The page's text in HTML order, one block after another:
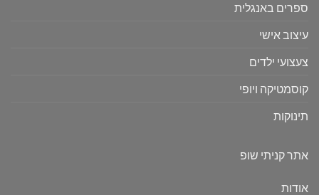
ספרים באנגלית
עיצוב אישי
צעצועי ילדים
קוסמטיקה ויופי
תינוקות
אתר קניתי שופ
אודות